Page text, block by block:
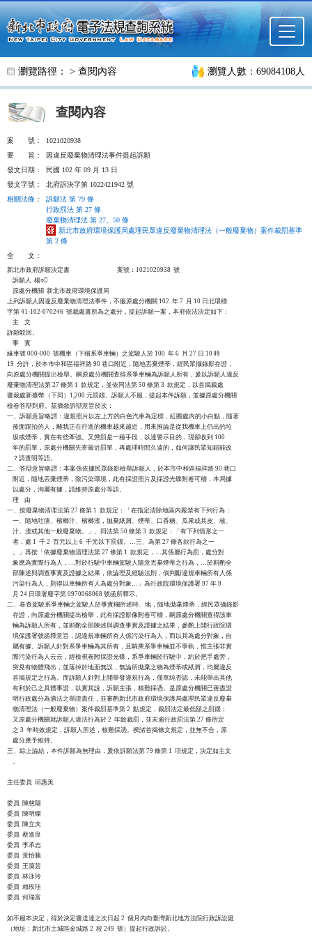
跳至主要內容
瀏覽路徑： > 查閱內容 瀏覽人數：69084108人
查閱內容
案 號：
1021020938
要
旨：
因違反廢棄物清理法事件提起訴願
發文日期：
民國 102 年 09 月 13 日
發文字號：
北府訴決字第 1022421942 號
相關法條 ：
訴願法 第 79 條
行政罰法 第 27 條
廢棄物清理法 第 27、50 條
新北市政府環境保護局處理民眾違反廢棄物清理法（一般廢棄物）案件裁罰基準
第 2 條
全
文：
新北市政府訴願決定書                                  案號：1021020938  號
    訴願人  楊○
    原處分機關  新北市政府環境保護局
上列訴願人因違反廢棄物清理法事件，不服原處分機關 102  年 7  月 10 日北環稽
字第 41-102-070246  號裁處書所為之處分，提起訴願一案，本府依法決定如下：
    主    文
訴願駁回。
    事    實
緣車號 000-000  號機車（下稱系爭車輛）之駕駛人於 100  年 6  月 27 日 10 時
19  分許，於本市中和區福祥路 90 巷口附近，隨地丟棄煙蒂，經民眾攝錄影存證，
向原處分機關提出檢舉。嗣原處分機關查得系爭車輛為訴願人所有，爰以訴願人違反
廢棄物清理法第 27 條第 1  款規定，並依同法第 50 條第 3  款規定，以首揭裁處
書裁處新臺幣（下同）1,200 元罰鍰。訴願人不服，提起本件訴願，並據原處分機關
檢卷答辯到府。茲摘敘訴辯意旨於次：
一、訴願意旨略謂：違規照片以左上方的白色汽車為定標，紅圈處內的小白點，隨著
    後面跟拍的人，離我正在行進的機車越來越近，用來推論是從我機車上仍出的垃
    圾或煙蒂，實在有些牽強。又懲罰是一種手段，以達警示目的，現卻收到 100
    年的罰單，原處分機關先寄最近罰單，再處理時間久遠的，如何讓民眾知錯能改
    ？請查明等語。
二、答辯意旨略謂：本案係依據民眾錄影檢舉訴願人，於本市中和區福祥路 90 巷口
    附近，隨地丟棄煙蒂，致污染環境，此有採證照片及採證光碟附卷可稽，本局據
    以處分，洵屬有據，請維持原處分等語。
    理    由
一、按廢棄物清理法第 27 條第 1  款規定：「在指定清除地區內嚴禁有下列行為：
    一、隨地吐痰、檳榔汁、檳榔渣，拋棄紙屑、煙蒂、口香糖、瓜果或其皮、核、
    汁、渣或其他一般廢棄物。」、同法第 50 條第 3  款規定：「有下列情形之一
    者，處 1  千 2  百元以上 6  千元以下罰鍰。…三、為第 27 條各款行為之一
    。」再按「依據廢棄物清理法第 27 條第 1  款規定，…其係屬行為罰，處分對
    象應為實際行為人，…對於行駛中車輛駕駛人隨意丟棄煙蒂之行為，…於斟酌全
    部陳述與調查事實及證據之結果，依論理及經驗法則，倘判斷違規車輛所有人係
    污染行為人，則得以車輛所有人為處分對象…」為行政院環境保護署 97 年 9
    月 24 日環署廢字第 0970068068 號函所釋示。
二、卷查駕駛系爭車輛之駕駛人於事實欄所述時、地，隨地拋棄煙蒂，經民眾攝錄影
    存證，向原處分機關提出檢舉，此有採證影像附卷可稽，嗣原處分機關查得該車
    輛為訴願人所有，並斟酌全部陳述與調查事實及證據之結果，參酌上開行政院環
    境保護署號函釋意旨，認違規車輛所有人係污染行為人，而以其為處分對象，自
    屬有據。訴願人針對系爭車輛為其所有，且騎乘系爭車輛並不爭執，惟主張非實
    際污染行為人云云，經檢視卷附採證光碟，系爭車輛於行駛中，約於把手處旁，
    突見有物體飛出，並落掉於地面無誤，無論所拋棄之物為煙蒂或紙屑，均屬違反
    首揭規定之行為。而訴願人針對上開舉發違規行為，僅單純否認，未能舉出其他
    有利於己之具體事證，以實其說，訴願主張，核難採憑。是原處分機關已善盡證
    明行政處分為適法之舉證責任，並審酌新北市政府環境保護局處理民眾違反廢棄
    物清理法（一般廢棄物）案件裁罰基準第 2  點規定，裁罰法定最低額之罰鍰；
    又原處分機關就訴願人違法行為於 2  年餘裁罰，並未逾行政罰法第 27 條所定
    之 3  年時效規定，訴願人所述，核難採憑。揆諸首揭條文規定，並無不合，原
    處分應予維持。
三、綜上論結，本件訴願為無理由，爰依訴願法第 79 條第 1  項規定，決定如主文
    。
主任委員  邱惠美
委員  陳慈陽
委員  陳明燦
委員  陳立夫
委員  蔡進良
委員  李承志
委員  黃怡騰
委員  王藹芸
委員  林泳玲
委員  賴玫珪
委員  何瑞富
如不服本決定，得於決定書送達之次日起 2  個月內向臺灣新北地方法院行政訴訟庭
（地址：新北市土城區金城路 2  段 249  號）提起行政訴訟。